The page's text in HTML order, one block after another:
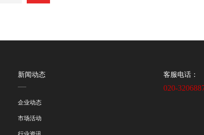
新闻动态
企业动态
市场活动
客服电话：
020-